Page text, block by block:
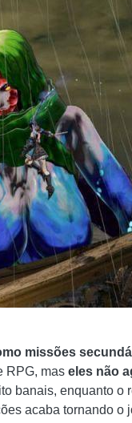
missões
RPG, mas eles não
banais, enquanto
acaba tornando